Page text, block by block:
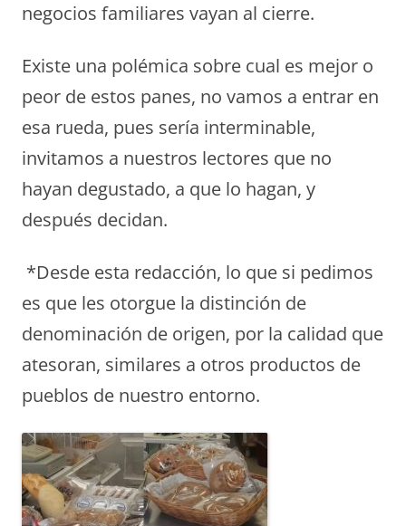
negocios familiares vayan al cierre.
Existe una polémica sobre cual es mejor o
peor de estos panes, no vamos a entrar en
esa rueda, pues sería interminable,
invitamos a nuestros lectores que no
hayan degustado, a que lo hagan, y
después decidan.
*Desde esta redacción, lo que si pedimos
es que les otorgue la distinción de
denominación de origen, por la calidad que
atesoran, similares a otros productos de
pueblos de nuestro entorno.